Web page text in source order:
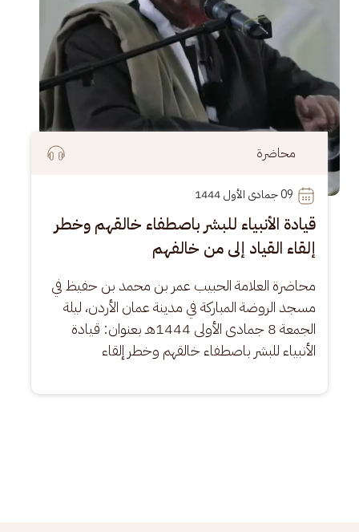
محاضرة
09
قيادة الأنبياء للبشر باصطفاء خالقهم وخطر
إلقاء القياد إلى من خالفهم
محاضرة العلامة الحبيب عمر بن محمد بن حفيظ في
مسجد الروضة المباركة في مدينة عمان الأردن، ليلة
الجمعة 8 جمادى الأولى 1444هـ بعنوان: قيادة
الأنبياء للبشر باصطفاء خالقهم وخطر إلقاء